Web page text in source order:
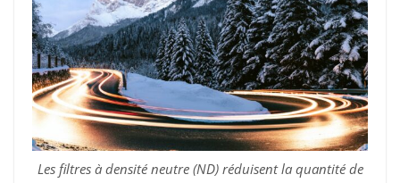
Les filtres à densité neutre (ND) réduisent la quantité de